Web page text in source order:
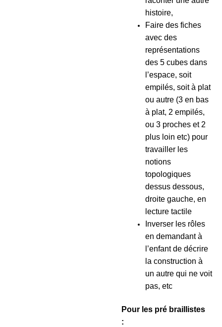
histoire,
Faire des fiches
avec des
représentations
des 5 cubes dans
l’espace, soit
empilés, soit à plat
ou autre (3 en bas
à plat, 2 empilés,
ou 3 proches et 2
plus loin etc) pour
travailler les
notions
topologiques
dessus dessous,
droite gauche, en
lecture tactile
Inverser les rôles
en demandant à
l’enfant de décrire
la construction à
un autre qui ne voit
pas, etc
Pour les pré braillistes
: